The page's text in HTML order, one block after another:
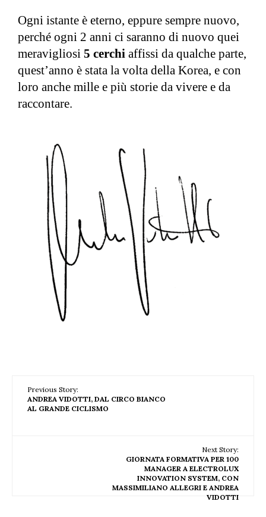
Ogni istante è eterno, eppure sempre nuovo,
perché ogni 2 anni ci saranno di nuovo quei
meravigliosi 5 cerchi affissi da qualche parte,
quest’anno è stata la volta della Korea, e con
loro anche mille e più storie da vivere e da
raccontare.
Previous Story:
ANDREA VIDOTTI, DAL CIRCO BIANCO
AL GRANDE CICLISMO
Next Story:
GIORNATA FORMATIVA PER 100
MANAGER A ELECTROLUX
INNOVATION SYSTEM, CON
MASSIMILIANO ALLEGRI E ANDREA
VIDOTTI